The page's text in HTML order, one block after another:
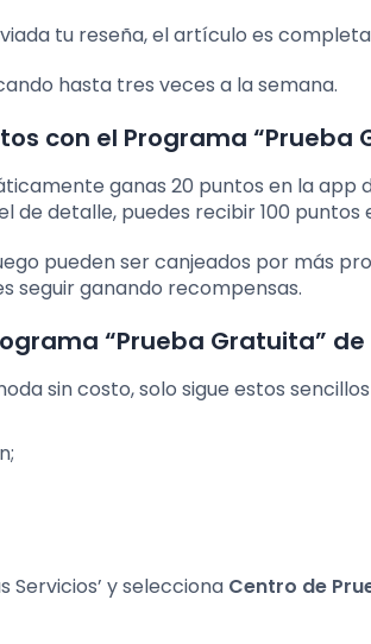
tu reseña, el artículo es
hasta tres veces a la semana.
con el Programa “Prueba
ganas 20 puntos en la app
de detalle, puedes recibir 100 puntos
pueden ser canjeados por más
seguir ganando recompensas.
“Prueba Gratuita” de
sin costo, solo sigue estos
Servicios’ y selecciona Centro de